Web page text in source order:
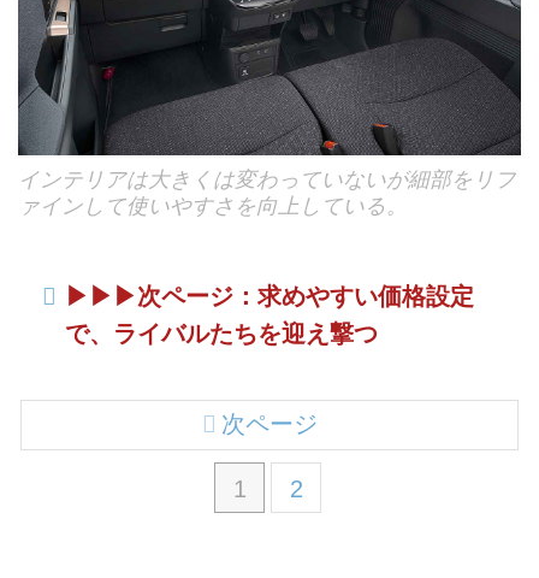
インテリアは大きくは変わっていないが細部をリフ
ァインして使いやすさを向上している。
▶︎▶︎▶︎次ページ：求めやすい価格設定
で、ライバルたちを迎え撃つ
1 2
次ページ